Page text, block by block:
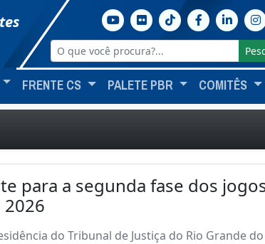
FRENTE CS PALETE PBR COMITÊS
para a segunda fase dos
do Tribunal de Justiça do Rio Grande do